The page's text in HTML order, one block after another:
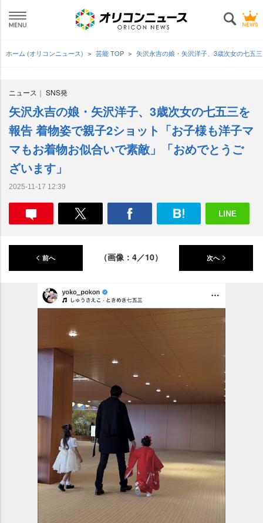
ホーム (オリコンニュース) 芸能 TOP 矢沢永吉の娘・矢沢洋子、3歳次女の七五
ニュース SNS発
矢沢永吉の娘・矢沢洋子、3歳次女の七五三を
報告 着物姿で親子2ショット「お子様も洋子マ
マもお着物お似合いで素敵」「おめでとうご
ざいます」
2025-11-17 12:39
前へ （画像：4／10） 次へ